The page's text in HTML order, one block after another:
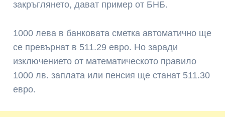
закръглянето, дават пример от БНБ.
1000 лева в банковата сметка автоматично ще
се превърнат в 511.29 евро. Но заради
изключението от математическото правило
1000 лв. заплата или пенсия ще станат 511.30
евро.